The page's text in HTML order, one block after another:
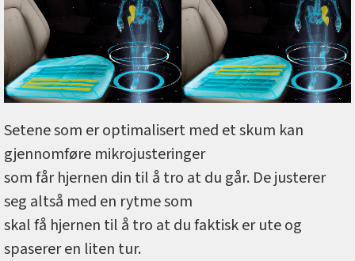
Setene som er optimalisert med et skum kan
gjennomføre mikrojusteringer
som får hjernen din til å tro at du går. De justerer
seg altså med en rytme som
skal få hjernen til å tro at du faktisk er ute og
spaserer en liten tur.